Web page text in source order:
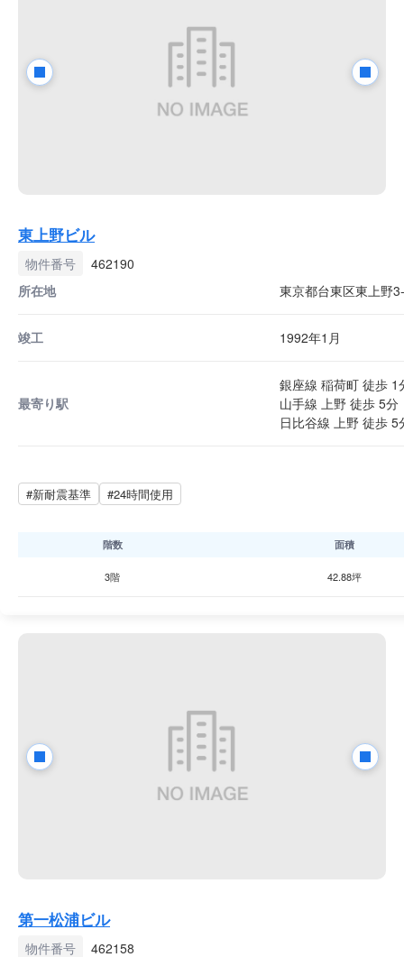
東上野ビル
物件番号
462190
所在地
東京都台東区東上野
竣工 1992年1月
最寄り駅
銀座線 稲荷町 徒歩 1
山手線 上野 徒歩 5分
日比谷線 上野 徒歩 5
#新耐震基準 #24時間使用
階数 面積
3階 42.88坪
第一松浦ビル
物件番号 462158